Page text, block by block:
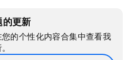
的更新
的个性化内容合集中查看我